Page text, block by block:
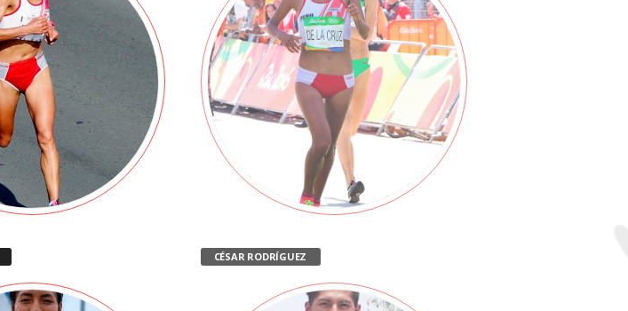
CÉSAR RODRÍGUEZ